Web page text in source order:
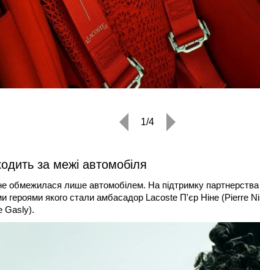
1/4
за межі автомобіля
обмежилася лише автомобілем. На підтримку партнерства
героями якого стали амбасадор Lacoste П'єр Ніне (Pierre
Gasly).